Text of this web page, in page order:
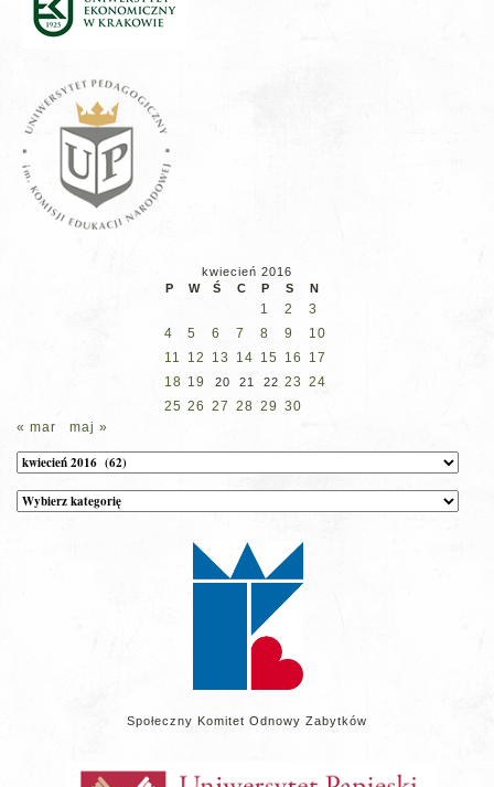
kwiecień 2016
P
W Ś C P S N
1 2
3
4
5 6 7 8 9
10
11
12 13 14 15 16
17
18 19 20 21 22 23 24
25 26 27 28 29 30
« mar
maj »
Archiwum
Kategorie
wpisów
Społeczny Komitet Odnowy Zabytków